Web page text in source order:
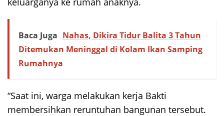
Baca Juga Nahas, Dikira Tidur Balita 3 Tahun
Ditemukan Meninggal di Kolam Ikan Samping
Rumahnya
“Saat ini, warga melakukan kerja Bakti
membersihkan reruntuhan bangunan tersebut.